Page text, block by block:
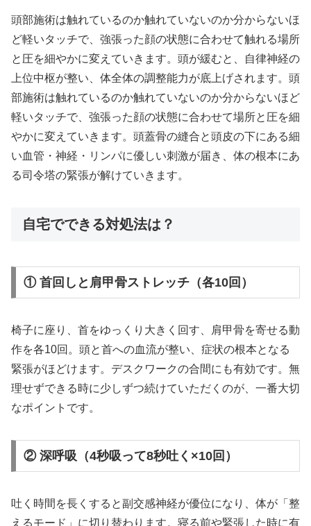
頭部施術は触れているのか触れていないのか分からないほ
ど軽いタッチで、強張った顔の状態に合わせて触れる場所
と圧を細やかに変えていきます。頭が緩むと、自律神経の
上位中枢が整い、体全体の調整能力が底上げされます。頭
部施術は触れているのか触れていないのか分からないほど
軽いタッチで、強張った顔の状態に合わせて場所と圧を細
やかに変えていきます。頭蓋骨の縫合と頭皮の下にある細
い血管・神経・リンパに優しい刺激が届き、体の根本にあ
る司令塔の緊張が解けていきます。
自宅でできる対処法は？
① 首回しと肩甲骨ストレッチ（各10回）
椅子に座り、首をゆっくり大きく回す、肩甲骨を寄せる動
作を各10回。頭と首への血流が整い、症状の根本となる
緊張がほどけます。デスクワークの合間にも有効です。無
理せずできる時に少しずつ続けていただくのが、一番大切
なポイントです。
② 深呼吸（4秒吸って8秒吐く×10回）
吐く時間を長くすると副交感神経が優位になり、体が「整
えるモード」に切り替わります。寝る前や緊張した時に有